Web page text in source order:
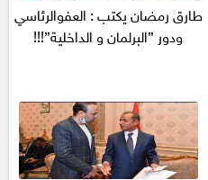
طارق رمضان يكتب : العفوالرئاسي
ودور ”البرلمان و الداخلية”!!!